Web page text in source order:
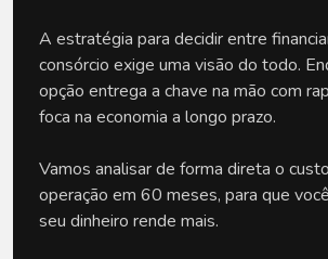
A estratégia para decidir entre
consórcio exige uma visão do todo.
opção entrega a chave na mão com
foca na economia a longo prazo.
Vamos analisar de forma direta o
operação em 60 meses, para que
seu dinheiro rende mais.